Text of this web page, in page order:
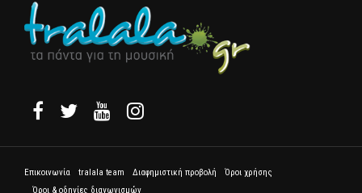
Επικοινωνία tralala team Διαφημιστική προβολή
Όροι χρήσης
Όροι & οδηγίες διαγωνισμών